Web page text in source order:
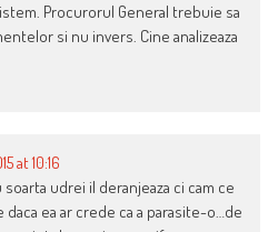
Procurorul General trebuie sa
si nu invers. Cine analizeaza
at 10:16
udrei il deranjeaza ci cam ce
ea ar crede ca a parasite-o…de